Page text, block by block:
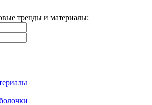
тренды и материалы: